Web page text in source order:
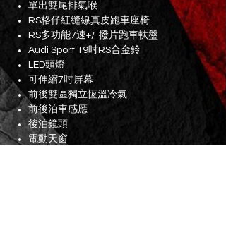
單出雙尾排氣喉
RS格仔紅縫線真皮跑車座椅
RS多功能7速+/-撥片跑車軚盤
Audi Sport 19吋RS合金鈴
LED頭燈
可伸縮7吋屏幕
前後雙區獨立恆溫冷氣
前後泊車感應
後泊鏡頭
電動天窗